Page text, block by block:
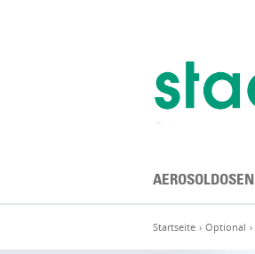
AEROSOLDOSEN
Startseite Optional